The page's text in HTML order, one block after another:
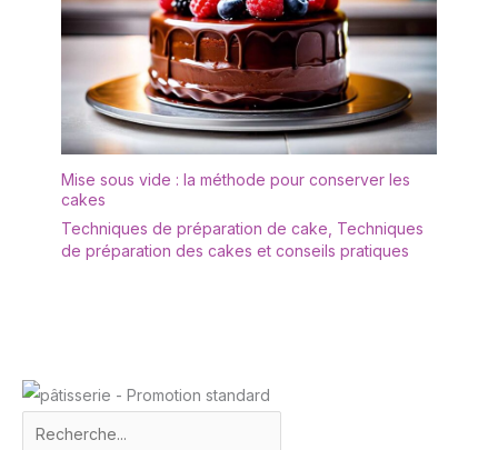
Mise sous vide : la méthode pour conserver les
cakes
Techniques de préparation de cake Techniques
de préparation des cakes et conseils pratiques